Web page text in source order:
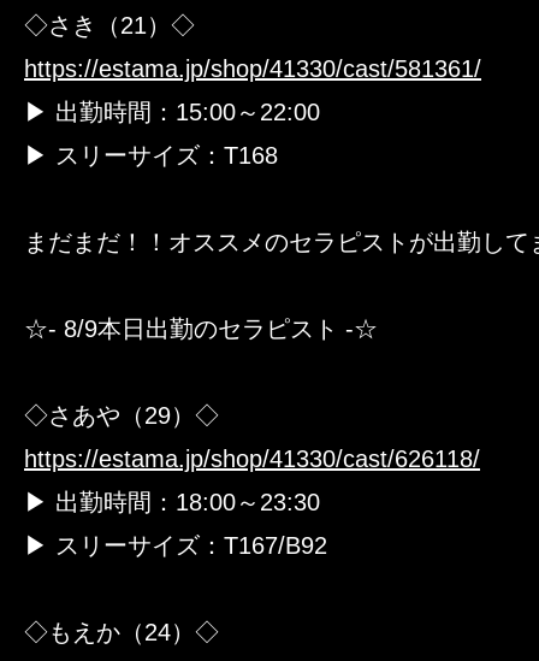
◇さき（21）◇
https://estama.jp/shop/41330/cast/581361/
▶ 出勤時間：15:00～22:00
▶ スリーサイズ：T168
まだまだ！！オススメのセラピストが出勤して
☆- 8/9本日出勤のセラピスト -☆
◇さあや（29）◇
https://estama.jp/shop/41330/cast/626118/
▶ 出勤時間：18:00～23:30
▶ スリーサイズ：T167/B92
◇もえか（24）◇